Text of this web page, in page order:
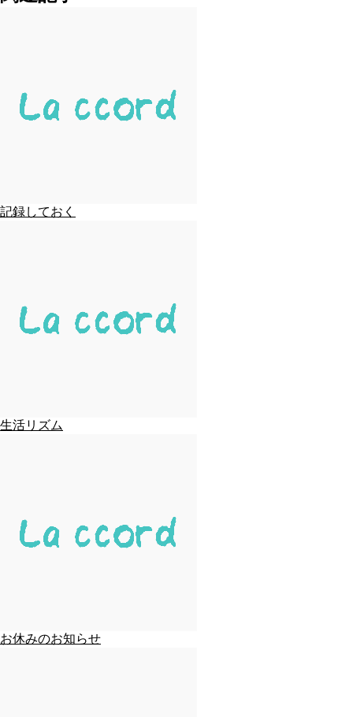
記録しておく
生活リズム
お休みのお知らせ